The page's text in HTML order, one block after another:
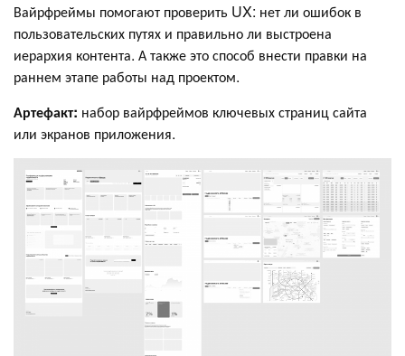
Вайрфреймы помогают проверить UX: нет ли ошибок в
пользовательских путях и правильно ли выстроена
иерархия контента. А также это способ внести правки на
раннем этапе работы над проектом.
Артефакт: набор вайрфреймов ключевых страниц сайта
или экранов приложения.